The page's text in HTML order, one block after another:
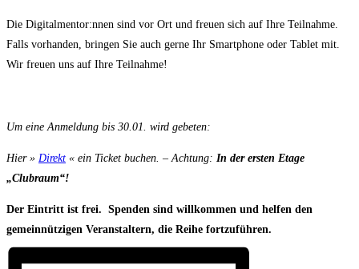
Die Digitalmentor:nnen sind vor Ort und freuen sich auf Ihre Teilnahme.
Falls vorhanden, bringen Sie auch gerne Ihr Smartphone oder Tablet mit.
Wir freuen uns auf Ihre Teilnahme!
Um eine Anmeldung bis 30.01. wird gebeten:
Hier » Direkt « ein Ticket buchen. – Achtung: In der ersten Etage
„Clubraum“!
Der Eintritt ist frei. Spenden sind willkommen und helfen den
gemeinnützigen Veranstaltern, die Reihe fortzuführen.